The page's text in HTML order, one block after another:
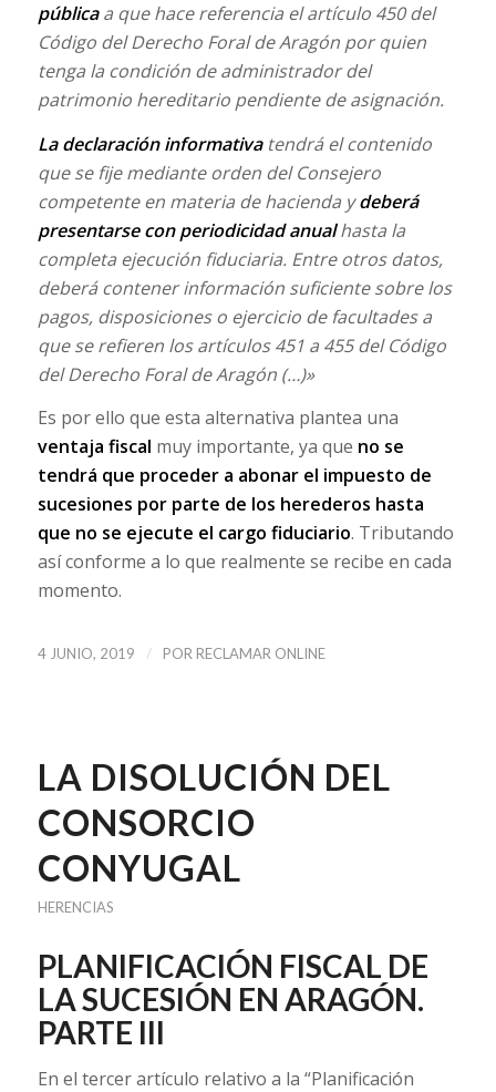
públicaa que hace referencia el artículo 450 del
Código del Derecho Foral de Aragón por quien
tenga la condición de administrador del
patrimonio hereditario pendiente de asignación.
La declaración informativatendrá el contenido
que se fije mediante orden del Consejero
competente en materia de hacienda ydeberá
presentarse con periodicidad anualhasta la
completa ejecución fiduciaria. Entre otros datos,
deberá contener información suficiente sobre los
pagos, disposiciones o ejercicio de facultades a
que se refieren los artículos 451 a 455 del Código
del Derecho Foral de Aragón (…)»
Es por ello que esta alternativa plantea una
ventaja fiscal muy importante, ya que no se
tendrá que proceder a abonar el impuesto de
sucesiones por parte de los herederos hasta
que no se ejecute el cargo fiduciario. Tributando
así conforme a lo que realmente se recibe en cada
momento.
4 JUNIO, 2019 / POR RECLAMAR ONLINE
LA DISOLUCIÓN DEL
CONSORCIO
CONYUGAL
HERENCIAS
PLANIFICACIÓN FISCAL DE
LA SUCESIÓN EN ARAGÓN.
PARTE III
En el tercer artículo relativo a la “Planificación